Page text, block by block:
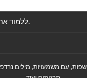
ללמוד את ההגייה של מילים.
הגיית אודיו מילון 89 שפות, עם משמעויות,